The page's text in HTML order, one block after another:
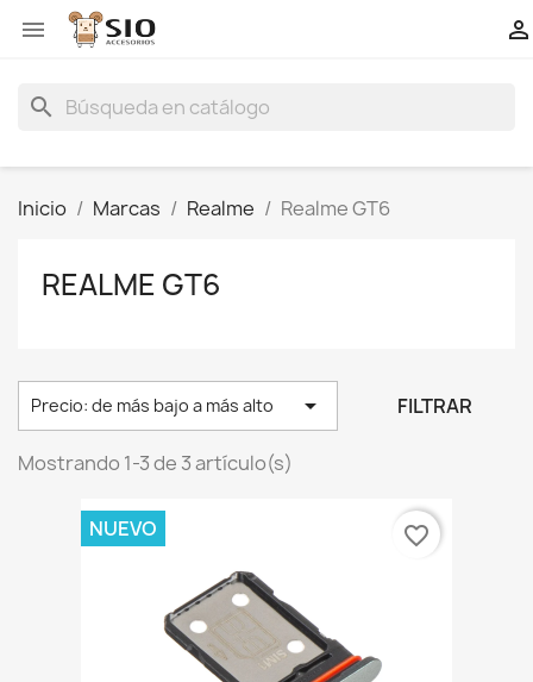
 
search
Inicio Marcas Realme Realme GT6
REALME GT6
Precio: de más bajo a más alto  FILTRAR
Mostrando 1-3 de 3 artículo(s)
NUEVO favorite_border